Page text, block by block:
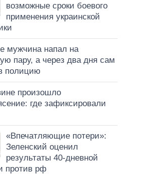
возможные сроки боевого
применения украинской
мужчина напал на
пару, а через два дня сам
полицию
произошло
где зафиксировали
«Впечатляющие потери»:
Зеленский оценил
результаты 40-дневной
против рф